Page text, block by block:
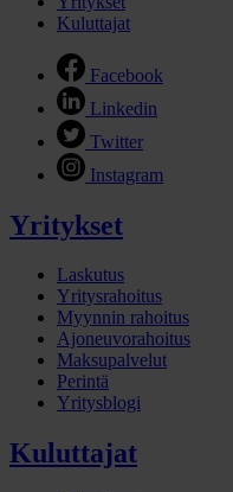
Kuluttajat
Facebook
Linkedin
Twitter
Instagram
Yritykset
Laskutus
Yritysrahoitus
Myynnin rahoitus
Ajoneuvorahoitus
Maksupalvelut
Perintä
Yritysblogi
Kuluttajat